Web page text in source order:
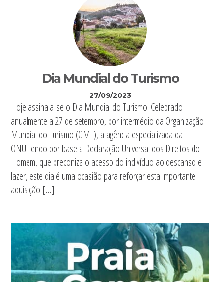
Dia Mundial do Turismo
27/09/2023
Hoje assinala-se o Dia Mundial do Turismo. Celebrado
anualmente a 27 de setembro, por intermédio da Organização
Mundial do Turismo (OMT), a agência especializada da
ONU.Tendo por base a Declaração Universal dos Direitos do
Homem, que preconiza o acesso do indivíduo ao descanso e
lazer, este dia é uma ocasião para reforçar esta importante
aquisição […]